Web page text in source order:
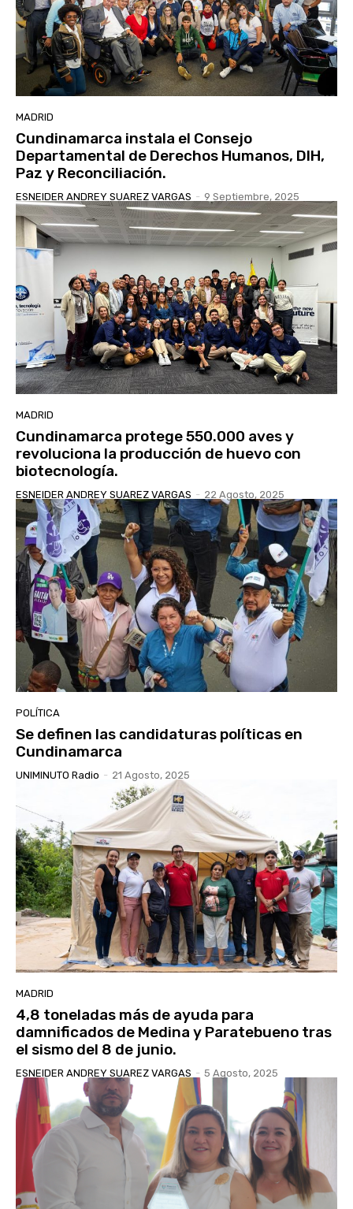
MADRID
Cundinamarca instala el Consejo
Departamental de Derechos Humanos, DIH,
Paz y Reconciliación.
ESNEIDER ANDREY SUAREZ VARGAS - 9 Septiembre, 2025
MADRID
Cundinamarca protege 550.000 aves y
revoluciona la producción de huevo con
biotecnología.
ESNEIDER ANDREY SUAREZ VARGAS - 22 Agosto, 2025
POLÍTICA
Se definen las candidaturas políticas en
Cundinamarca
UNIMINUTO Radio - 21 Agosto, 2025
MADRID
4,8 toneladas más de ayuda para
damnificados de Medina y Paratebueno tras
el sismo del 8 de junio.
ESNEIDER ANDREY SUAREZ VARGAS - 5 Agosto, 2025